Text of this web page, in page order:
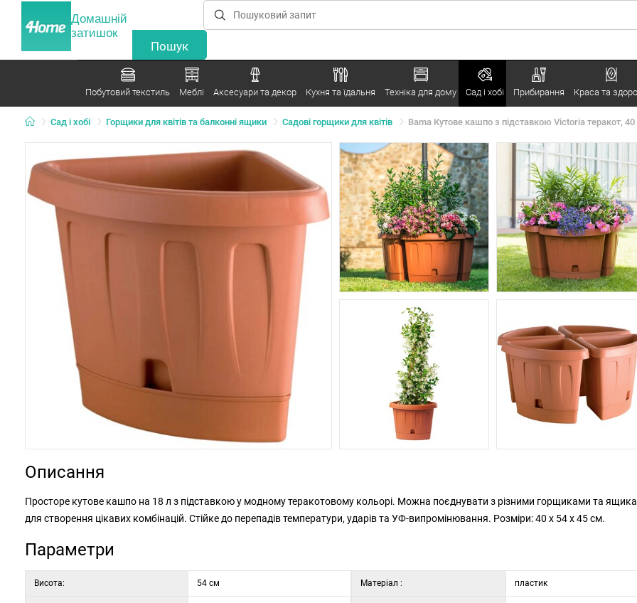
Домашній
затишок
Побутовий текстиль Меблі Аксесуари та декор Кухня та їдальня Техніка для дому Сад і хобі Прибирання Краса та
Сад і хобі Горщики для квітів та балконні ящики Садові горщики для квітів Bama Кутове кашпо з підставкою Victoria теракот,
Описання
Просторе кутове кашпо на 18 л з підставкою у модному теракотовому кольорі. Можна поєднувати з різними горщиками та
для створення цікавих комбінацій. Стійке до перепадів температури, ударів та УФ-випромінювання. Розміри: 40 х 54 х 45 см.
Параметри
Висота: 54 см Матеріал : пластик